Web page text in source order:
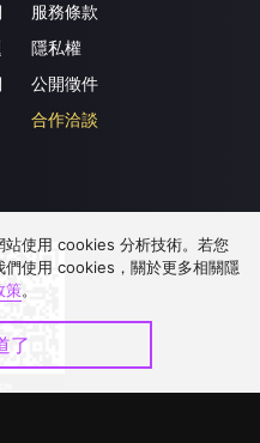
服務條款
隱私權
公開徵件
合作洽談
站使用 cookies 分析技術。若您
使用 cookies，關於更多相關隱
策。
了